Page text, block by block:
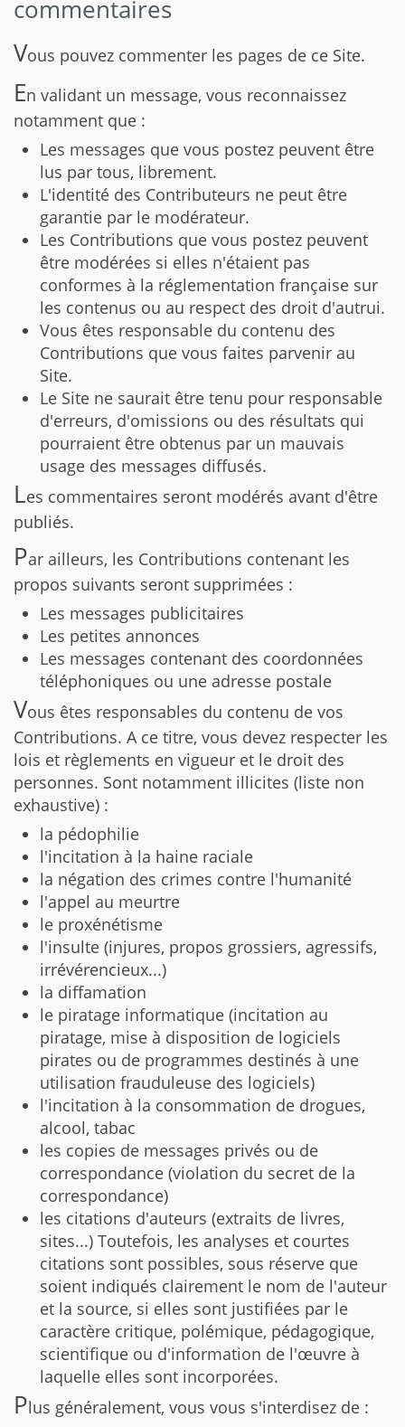
commentaires
Vous pouvez commenter les pages de ce Site.
En validant un message, vous reconnaissez
notamment que :
Les messages que vous postez peuvent être
lus par tous, librement.
L'identité des Contributeurs ne peut être
garantie par le modérateur.
Les Contributions que vous postez peuvent
être modérées si elles n'étaient pas
conformes à la réglementation française sur
les contenus ou au respect des droit d'autrui.
Vous êtes responsable du contenu des
Contributions que vous faites parvenir au
Site.
Le Site ne saurait être tenu pour responsable
d'erreurs, d'omissions ou des résultats qui
pourraient être obtenus par un mauvais
usage des messages diffusés.
Les commentaires seront modérés avant d'être
publiés.
Par ailleurs, les Contributions contenant les
propos suivants seront supprimées :
Les messages publicitaires
Les petites annonces
Les messages contenant des coordonnées
téléphoniques ou une adresse postale
Vous êtes responsables du contenu de vos
Contributions. A ce titre, vous devez respecter les
lois et règlements en vigueur et le droit des
personnes. Sont notamment illicites (liste non
exhaustive) :
la pédophilie
l'incitation à la haine raciale
la négation des crimes contre l'humanité
l'appel au meurtre
le proxénétisme
l'insulte (injures, propos grossiers, agressifs,
irrévérencieux...)
la diffamation
le piratage informatique (incitation au
piratage, mise à disposition de logiciels
pirates ou de programmes destinés à une
utilisation frauduleuse des logiciels)
l'incitation à la consommation de drogues,
alcool, tabac
les copies de messages privés ou de
correspondance (violation du secret de la
correspondance)
les citations d'auteurs (extraits de livres,
sites...) Toutefois, les analyses et courtes
citations sont possibles, sous réserve que
soient indiqués clairement le nom de l'auteur
et la source, si elles sont justifiées par le
caractère critique, polémique, pédagogique,
scientifique ou d'information de l'œuvre à
laquelle elles sont incorporées.
Plus généralement, vous vous s'interdisez de :